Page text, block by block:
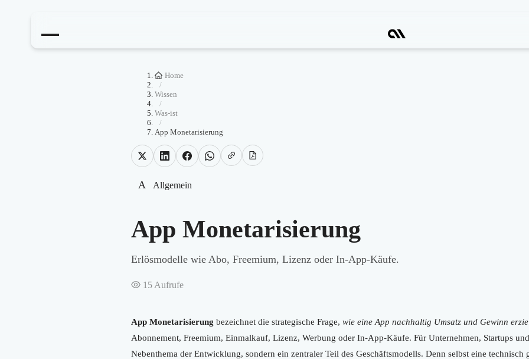
Home
/
Wissen
/
Was-ist
/
App Monetarisierung
A Allgemein
App Monetarisierung
Erlösmodelle wie Abo, Freemium, Lizenz oder In-App-Käufe.
15 Aufrufe
App Monetarisierung bezeichnet die strategische Frage, wie eine App nachhaltig Umsatz und Gewinn
Abonnement, Freemium, Einmalkauf, Lizenz, Werbung oder In-App-Käufe. Für Unternehmen, Startups
Nebenthema der Entwicklung, sondern ein zentraler Teil des Geschäftsmodells. Denn selbst eine